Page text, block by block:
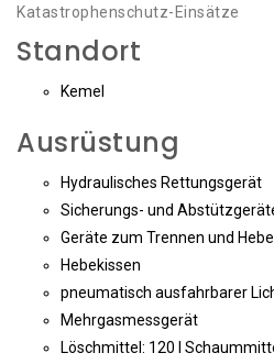
Katastrophenschutz-Einsätze
Standort
Kemel
Ausrüstung
Hydrau­li­sches Rettungsgerät
Siche­rungs- und
Gerä­te zum Tren­nen und
Hebe­kis­sen
pneu­ma­tisch aus­fahr­ba­rer
Mehr­gas­mess­ge­rät
Lösch­mit­tel: 120 l